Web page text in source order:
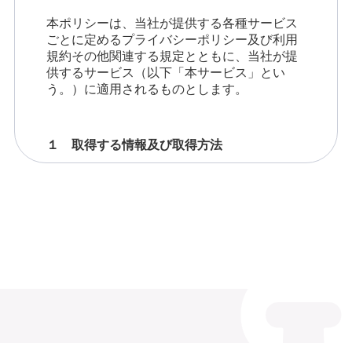
事項を定めたときは、それが本約款に優
先する。 個別契約に関する取り決め事項
本ポリシーは、当社が提供する各種サービス
ごとに定めるプライバシーポリシー及び利用
規約その他関連する規定とともに、当社が提
供するサービス（以下「本サービス」とい
う。）に適用されるものとします。
１ 取得する情報及び取得方法